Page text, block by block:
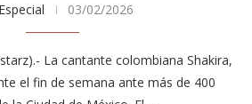
Especial 03/02/2026
La cantante colombiana Shakira,
el fin de semana ante más de 400